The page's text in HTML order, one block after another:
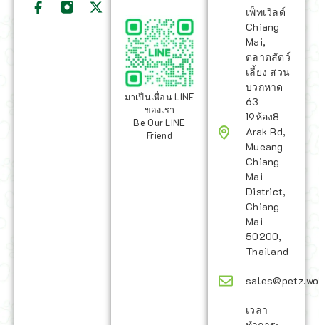
มาเป็นเพื่อน LINE
ของเรา
Be Our LINE
Friend
เพ็ทเวิลด์
Chiang
Mai,
ตลาดสัตว์
เลี้ยง สวน
บวกหาด
63
19ห้อง8
Arak Rd,
Mueang
Chiang
Mai
District,
Chiang
Mai
50200,
Thailand
เวลา